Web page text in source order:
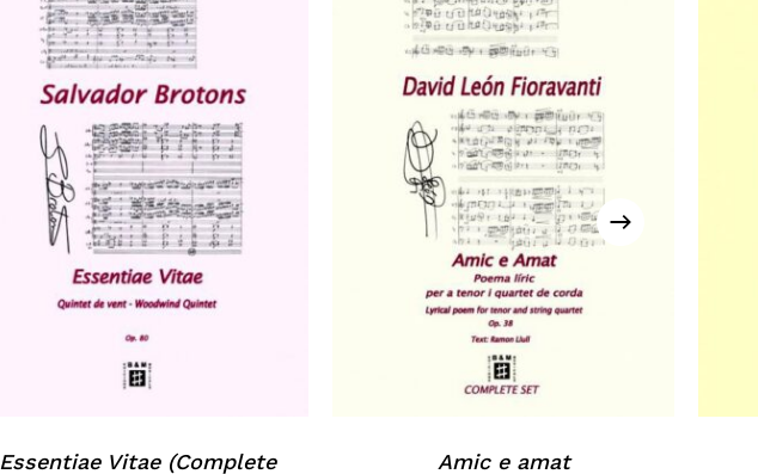
No hay productos en el carrito.
Essentiae Vitae (Complete
Amic e amat